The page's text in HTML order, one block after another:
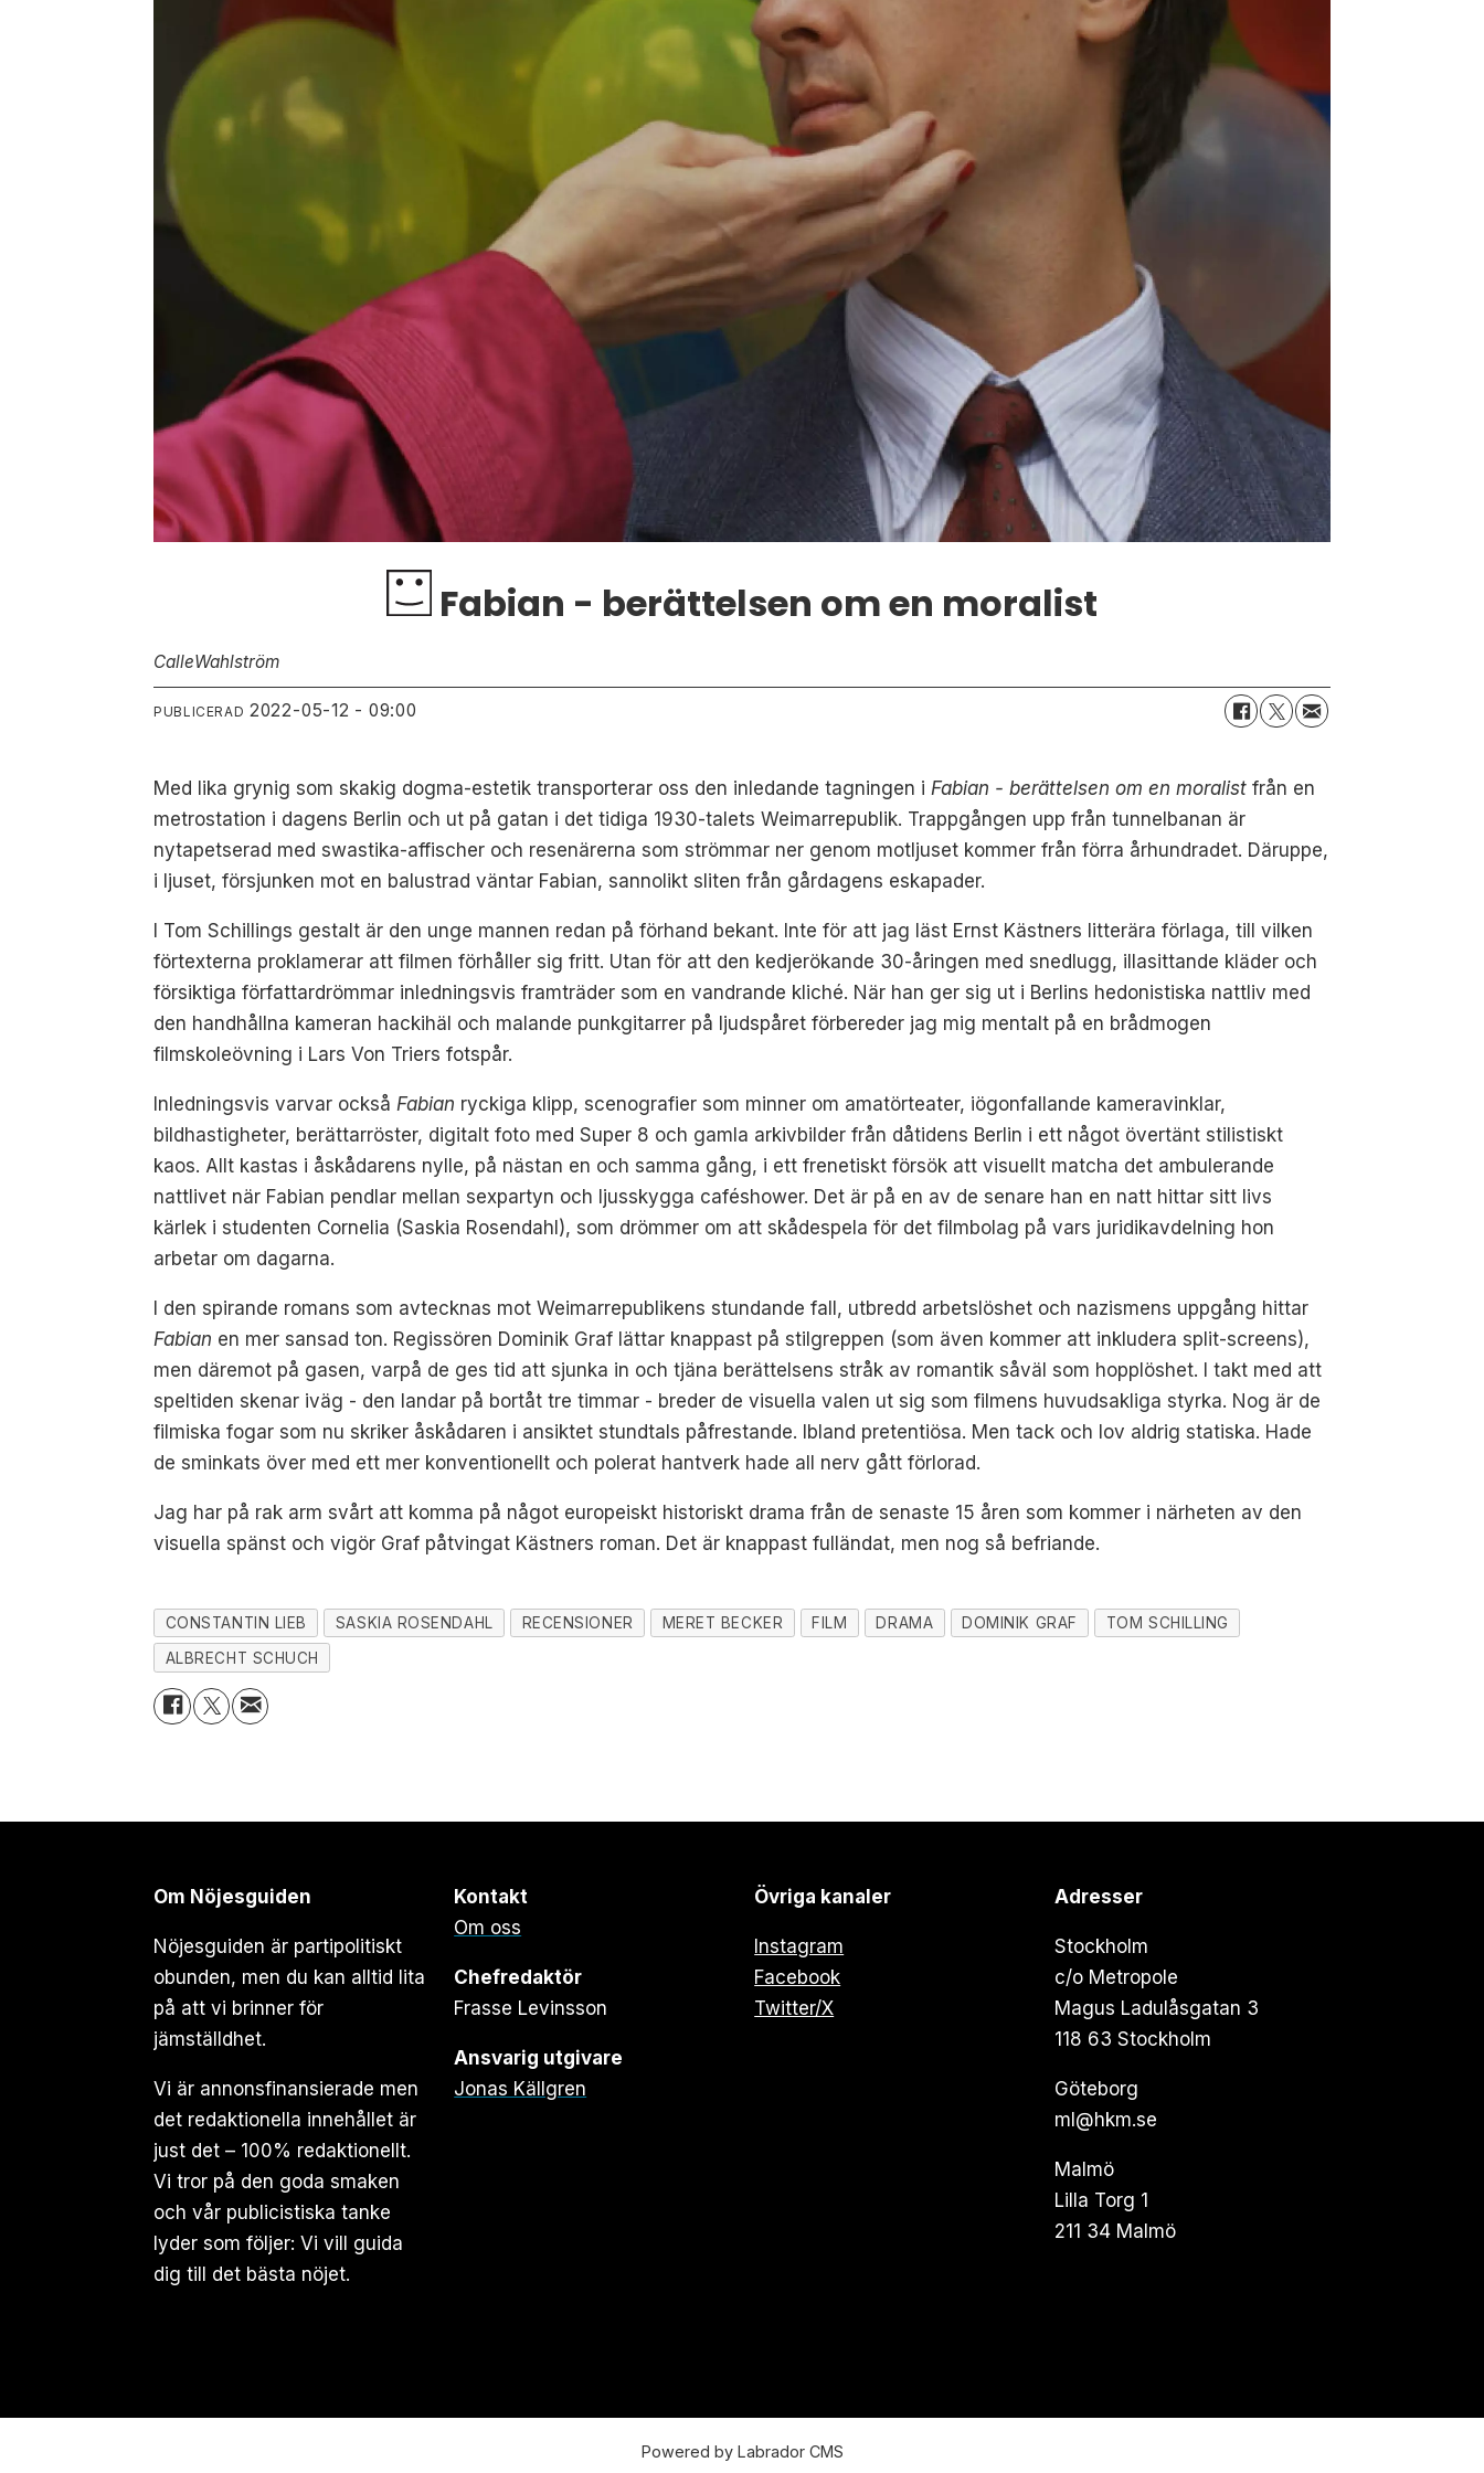
Fabian - berättelsen om en moralist
CalleWahlström
PUBLICERAD 2022-05-12 - 09:00
Med lika grynig som skakig dogma-estetik transporterar oss den inledande tagningen iFabian - berättelsen om en moralist från en
metrostation i dagens Berlin och ut på gatan i det tidiga 1930-talets Weimarrepublik. Trappgången upp från tunnelbanan är
nytapetserad med swastika-affischer och resenärerna som strömmar ner genom motljuset kommer från förra århundradet. Däruppe,
i ljuset, försjunken mot en balustrad väntar Fabian, sannolikt sliten från gårdagens eskapader.
I Tom Schillings gestalt är den unge mannen redan på förhand bekant. Inte för att jag läst Ernst Kästners litterära förlaga, till vilken
förtexterna proklamerar att filmen förhåller sig fritt. Utan för att den kedjerökande 30-åringen med snedlugg, illasittande kläder och
försiktiga författardrömmar inledningsvis framträder som en vandrande kliché. När han ger sig ut i Berlins hedonistiska nattliv med
den handhållna kameran hackihäl och malande punkgitarrer på ljudspåret förbereder jag mig mentalt på en brådmogen
filmskoleövning i Lars Von Triers fotspår.
Inledningsvis varvar ocksåFabian ryckiga klipp, scenografier som minner om amatörteater, iögonfallande kameravinklar,
bildhastigheter, berättarröster, digitalt foto med Super 8 och gamla arkivbilder från dåtidens Berlin i ett något övertänt stilistiskt
kaos. Allt kastas i åskådarens nylle, på nästan en och samma gång, i ett frenetiskt försök att visuellt matcha det ambulerande
nattlivet när Fabian pendlar mellan sexpartyn och ljusskygga caféshower. Det är på en av de senare han en natt hittar sitt livs
kärlek i studenten Cornelia (Saskia Rosendahl), som drömmer om att skådespela för det filmbolag på vars juridikavdelning hon
arbetar om dagarna.
I den spirande romans som avtecknas mot Weimarrepublikens stundande fall, utbredd arbetslöshet och nazismens uppgång hittar
Fabian en mer sansad ton. Regissören Dominik Graf lättar knappast på stilgreppen (som även kommer att inkludera split-screens),
men däremot på gasen, varpå de ges tid att sjunka in och tjäna berättelsens stråk av romantik såväl som hopplöshet. I takt med att
speltiden skenar iväg - den landar på bortåt tre timmar - breder de visuella valen ut sig som filmens huvudsakliga styrka. Nog är de
filmiska fogar som nu skriker åskådaren i ansiktet stundtals påfrestande. Ibland pretentiösa. Men tack och lov aldrig statiska. Hade
de sminkats över med ett mer konventionellt och polerat hantverk hade all nerv gått förlorad.
Jag har på rak arm svårt att komma på något europeiskt historiskt drama från de senaste 15 åren som kommer i närheten av den
visuella spänst och vigör Graf påtvingat Kästners roman. Det är knappast fulländat, men nog så befriande.
CONSTANTIN LIEB SASKIA ROSENDAHL RECENSIONER MERET BECKER FILM DRAMA DOMINIK GRAF
TOM SCHILLING
ALBRECHT SCHUCH
Om Nöjesguiden
Nöjesguiden är partipolitiskt
obunden, men du kan alltid lita
på att vi brinner för
jämställdhet.
Vi är annonsfinansierade men
det redaktionella innehållet är
just det – 100% redaktionellt.
Vi tror på den goda smaken
och vår publicistiska tanke
lyder som följer: Vi vill guida
dig till det bästa nöjet.
Kontakt
Om oss
Chefredaktör
Frasse Levinsson
Ansvarig utgivare
Jonas Källgren
Övriga kanaler
Instagram
Facebook
Twitter/X
Adresser
Stockholm
c/o Metropole
Magus Ladulåsgatan 3
118 63 Stockholm
Göteborg
ml@hkm.se
Malmö
Lilla Torg 1
211 34 Malmö
Powered by Labrador CMS